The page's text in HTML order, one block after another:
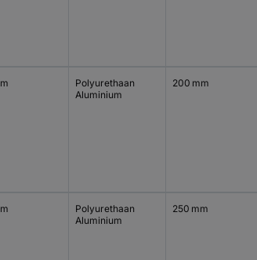
Polyurethaan
Aluminium
200 mm
Polyurethaan
Aluminium
250 mm